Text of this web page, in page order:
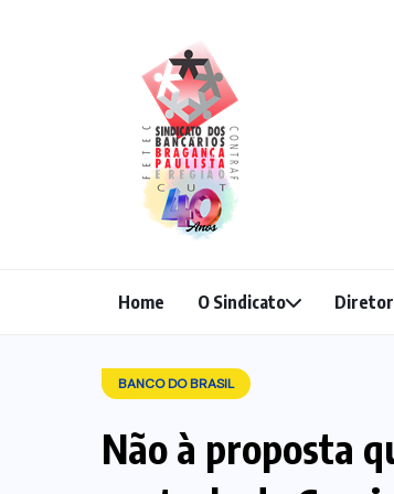
Home O Sindicato
BANCO DO BRASIL
Não à proposta